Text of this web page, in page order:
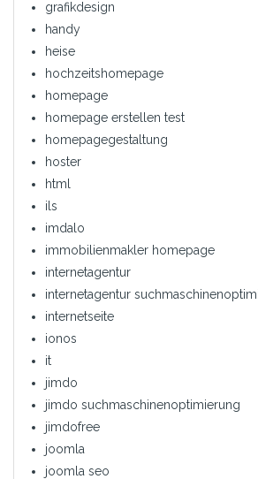
grafikdesign
handy
heise
hochzeitshomepage
homepage
homepage erstellen test
homepagegestaltung
hoster
html
ils
imdalo
immobilienmakler homepage
internetagentur
internetagentur
internetseite
ionos
it
jimdo
jimdo suchmaschinenoptimierung
jimdofree
joomla
joomla seo